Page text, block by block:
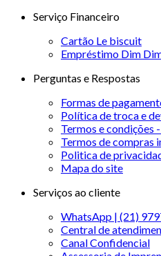
Serviço Financeiro
Cartão Le biscuit
Empréstimo Dim
Perguntas e Respostas
Formas de
Política de troca e
Termos e condições
Termos de compras
Politica de
Mapa do site
Serviços ao cliente
WhatsApp | (21)
Central de
Canal Confidencial